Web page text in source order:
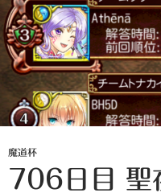
魔道杯
706日目 聖